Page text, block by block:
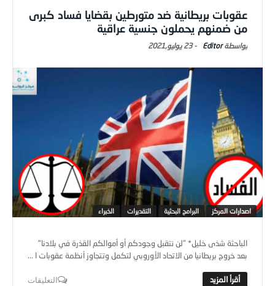
عقوبات بريطانية ضد متورطين بقضايا فساد كبرى
من ضمنهم يحملون جنسية عراقية
Editor
-23 يوليو,2021
اصدارات المركز البرامج البحثية التقديرات الخبراء
الباحثة شذى خليل* "لن نتقبل وجودكم أو أموالكم القذرة في بلادنا"
بعد خروج بريطانيا من الاتحاد الأوروبي لتكمل وتتجاوز أنظمة عقوبات ا ...
التعليقات